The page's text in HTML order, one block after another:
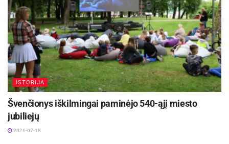
ISTORIJA
Švenčionys iškilmingai paminėjo 540-ąjį miesto
jubiliejų
2026-07-18